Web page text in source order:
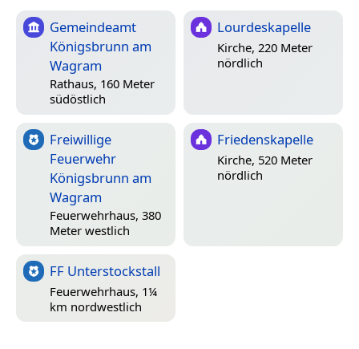
Gemeindeamt
Königsbrunn am
Wagram
Rathaus, 160 Meter
südöstlich
Lourdeskapelle
Kirche, 220 Meter
nördlich
Freiwillige
Feuerwehr
Königsbrunn am
Wagram
Feuerwehrhaus, 380
Meter westlich
Friedenskapelle
Kirche, 520 Meter
nördlich
FF Unterstockstall
Feuerwehrhaus, 1¼
km nordwestlich